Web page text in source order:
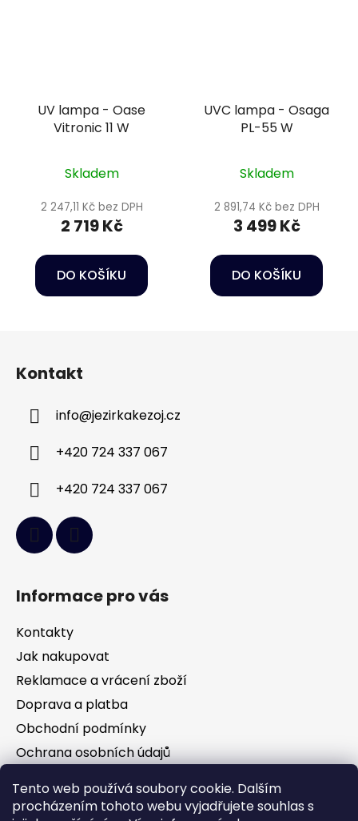
Tento web používá soubory cookie. Dalším
procházením tohoto webu vyjadřujete souhlas s
UV lampa - Oase
Vitronic 11 W
Skladem
2 247,11 Kč bez DPH
2 719 Kč
DO KOŠÍKU
UVC lampa - Osaga
PL-55 W
Skladem
2 891,74 Kč bez DPH
3 499 Kč
DO KOŠÍKU
Kontakt
info@jezirkakezoj.cz
+420 724 337 067
+420 724 337 067
Informace pro vás
Kontakty
Jak nakupovat
Reklamace a vrácení zboží
Doprava a platba
Obchodní podmínky
Ochrana osobních údajů
Facebook